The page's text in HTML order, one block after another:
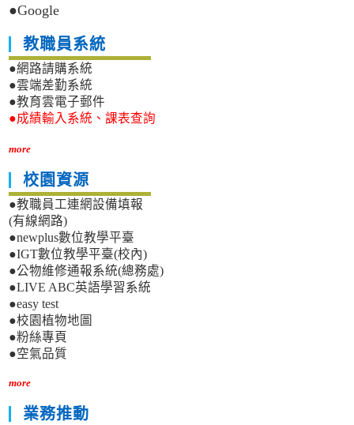
●Google
教職員系統
●網路請購系統
●雲端差勤系統
●教育雲電子郵件
●成績輸入系統、課表查詢
more
校園資源
●教職員工連網設備填報
(有線網路)
●newplus數位教學平臺
●IGT數位教學平臺(校內)
●公物維修通報系統(總務處)
●LIVE ABC英語學習系統
●easy test
●校園植物地圖
●粉絲專頁
●空氣品質
more
業務推動